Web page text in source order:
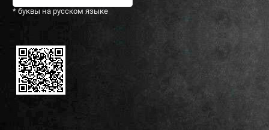
* буквы на русском языке